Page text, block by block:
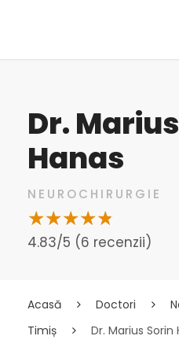
Dr.
Hanas
NEUROCHIRURGIE
4.83/5 (6 recenzii)
Acasă Doctori
Timiș
Dr. Marius Sorin